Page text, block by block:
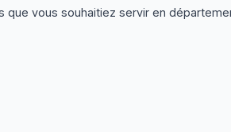
vous souhaitiez servir en